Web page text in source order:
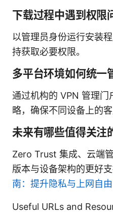
下载过程中遇到权限
以管理员身份运行安装
持获取必要权限。
多平台环境如何统一
通过机构的 VPN 管理门
略，确保不同设备上的客
未来有哪些值得关注
Zero Trust 集成、云端
版本与设备架构的更好支
南：提升隐私与上网自
Useful URLs and